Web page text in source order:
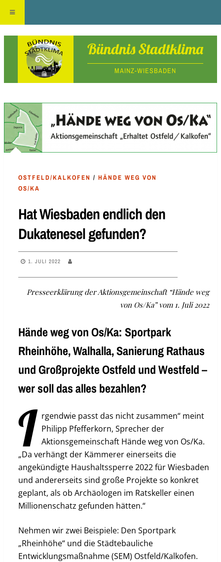
Bündnis Stadtklima
MAINZ-WIESBADEN
Hände weg von Os/Ka
OSTFELD/KALKOFEN / HÄNDE WEG VON
OS/KA
Hat Wiesbaden endlich den
Dukatenesel gefunden?
1. JULI 2022
Presseerklärung der Aktionsgemeinschaft “Hände weg
von Os/Ka” vom 1. Juli 2022
Hände weg von Os/Ka: Sportpark
Rheinhöhe, Walhalla, Sanierung Rathaus
und Großprojekte Ostfeld und Westfeld –
wer soll das alles bezahlen?
I rgendwie passt das nicht zusammen“ meint
Philipp Pfefferkorn, Sprecher der
Aktionsgemeinschaft Hände weg von Os/Ka.
„Da verhängt der Kämmerer einerseits die
angekündigte Haushaltssperre 2022 für Wiesbaden
und andererseits sind große Projekte so konkret
geplant, als ob Archäologen im Ratskeller einen
Millionenschatz gefunden hätten.“
Nehmen wir zwei Beispiele: Den Sportpark
„Rheinhöhe“ und die Städtebauliche
Entwicklungsmaßnahme (SEM) Ostfeld/Kalkofen.